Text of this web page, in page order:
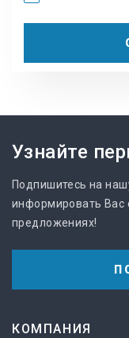
Узнайте
Подпишитесь на
информировать Вас
предложениях!
КОМПАНИЯ